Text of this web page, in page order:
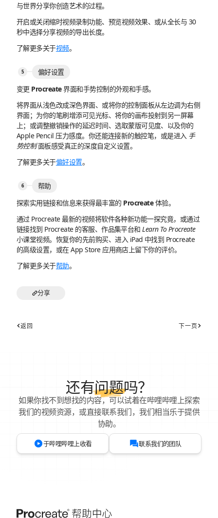
与世界分享你创造艺术的过程。
开启或关闭缩时视频录制功能、预览视频效果、或从全长与 30
秒中选择分享视频的导出长度。
了解更多关于视频。
偏好设置
变更 Procreate 界面和手势控制的外观和手感。
将界面从浅色改成深色界面、或将你的控制面板从左边调为右侧
界面；为你的笔刷增添可见光标、将你的画布投射到另一屏幕
上；或调整撤销操作的延迟时间、选取蒙版可见度、以及你的
Apple Pencil 压力感度。你还能连接新的触控笔，或是进入 手
势控制面板感受真正的深度自定义设置。
了解更多关于偏好设置。
帮助
探索实用链接和信息来获得最丰富的 Procreate 体验。
通过 Procreate 最新的视频将软件各种新功能一探究竟，或通过
链接找到 Procreate 的客服、作品集平台和Learn To Procreate
小课堂视频。恢复你的先前购买、进入 iPad 中找到 Procreate
的高级设置，或在 App Store 应用商店上留下你的评价。
了解更多关于帮助。
分享
返回 下一页
还有问题吗？
如果你找不到想找的内容，可以试着在哔哩哔哩上探索
我们的视频资源，或直接联系我们，我们相当乐于提供
协助。
于哔哩哔哩上收看 联系我们的团队